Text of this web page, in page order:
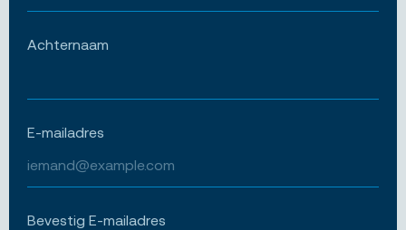
Achternaam
E-mailadres
Bevestig E-mailadres